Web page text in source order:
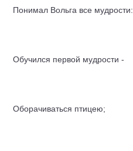
Понимал Вольга все мудрости:
Обучился первой мудрости -
Оборачиваться птицею;